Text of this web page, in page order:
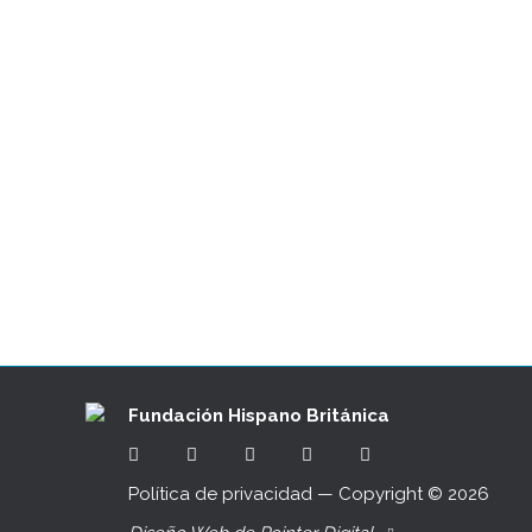
Fundación Hispano Británica
Política de privacidad — Copyright © 2026